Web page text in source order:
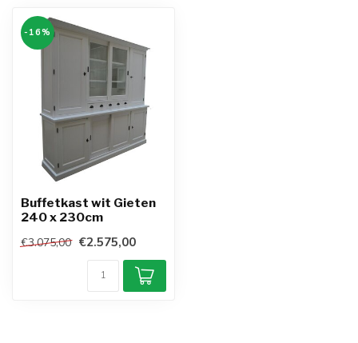
-16%
Buffetkast wit Gieten
240 x 230cm
€3.075,00 €2.575,00